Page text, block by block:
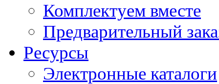
Комплектуем вместе
Предварительный
Ресурсы
Электронные каталоги